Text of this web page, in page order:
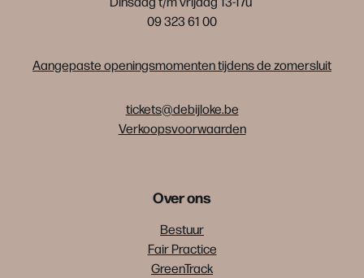
09 323 61 00
Aangepaste openingsmomenten tijdens de zomersluit
tickets@debijloke.be
Verkoopsvoorwaarden
Over ons
Bestuur
Fair Practice
GreenTrack